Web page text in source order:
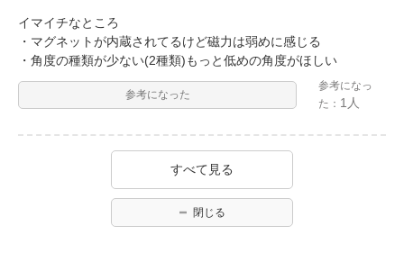
イマイチなところ
・マグネットが内蔵されてるけど磁力は弱めに感じる
・角度の種類が少ない(2種類)もっと低めの角度がほしい
参考になった
参考になっ
た： 1人
すべて見る
閉じる